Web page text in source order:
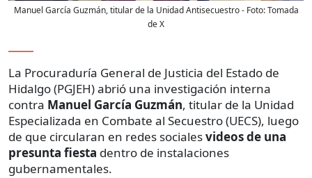
Manuel García Guzmán, titular de la Unidad Antisecuestro- Foto:Tomada
de X
La Procuraduría General de Justicia del Estado de
Hidalgo (PGJEH) abrió una investigación interna
contra Manuel García Guzmán, titular de la Unidad
Especializada en Combate al Secuestro (UECS), luego
de que circularan en redes socialesvideos de una
presunta fiesta dentro de instalaciones
gubernamentales.